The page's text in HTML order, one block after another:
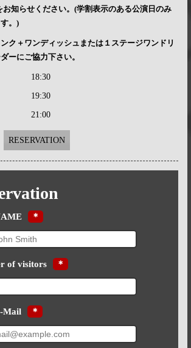
お知らせください。(学割表示のある公演日のみ
。)
ク＋ワンディッシュまたは１ステージワンドリ
ーにご協力下さい。
18:30
19:30
21:00
RESERVATION
＊
of visitors ＊
Mail ＊